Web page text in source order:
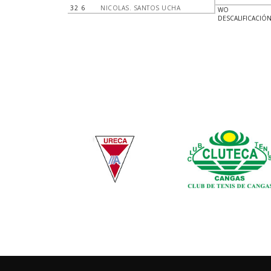
32 6 NICOLAS. SANTOS UCHA
WO
DESCALIFICACIÓN